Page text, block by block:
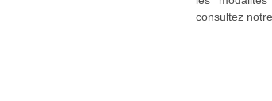
consultez notre